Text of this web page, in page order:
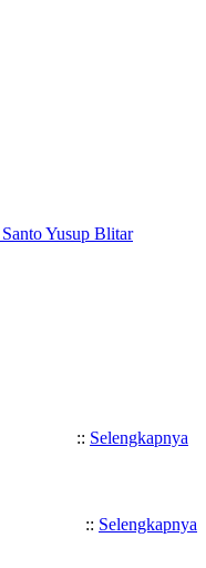
Yusup Blitar
:: Selengkapnya
:: Selengkapnya